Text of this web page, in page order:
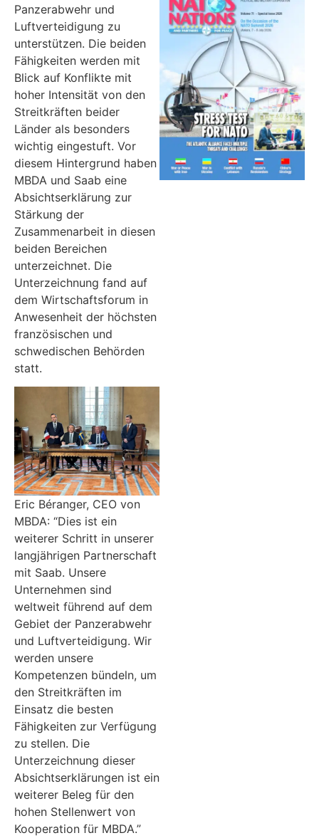
Panzerabwehr und
Luftverteidigung zu
unterstützen. Die beiden
Fähigkeiten werden mit
Blick auf Konflikte mit
hoher Intensität von den
Streitkräften beider
Länder als besonders
wichtig eingestuft. Vor
diesem Hintergrund haben
MBDA und Saab eine
Absichtserklärung zur
Stärkung der
Zusammenarbeit in diesen
beiden Bereichen
unterzeichnet. Die
Unterzeichnung fand auf
dem Wirtschaftsforum in
Anwesenheit der höchsten
französischen und
schwedischen Behörden
statt.
Eric Béranger, CEO von
MBDA: “Dies ist ein
weiterer Schritt in unserer
langjährigen Partnerschaft
mit Saab. Unsere
Unternehmen sind
weltweit führend auf dem
Gebiet der Panzerabwehr
und Luftverteidigung. Wir
werden unsere
Kompetenzen bündeln, um
den Streitkräften im
Einsatz die besten
Fähigkeiten zur Verfügung
zu stellen. Die
Unterzeichnung dieser
Absichtserklärungen ist ein
weiterer Beleg für den
hohen Stellenwert von
Kooperation für MBDA.”